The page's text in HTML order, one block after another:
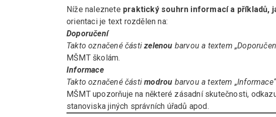
Níže naleznete praktický souhrn informací a příkladů,
orientaci je text rozdělen na:
Doporučení
Takto označené částizelenou barvou a textem
MŠMT školám.
Informace
Takto označené částimodrou barvou a textem
MŠMT upozorňuje na některé zásadní skutečnosti,
stanoviska jiných správních úřadů apod.